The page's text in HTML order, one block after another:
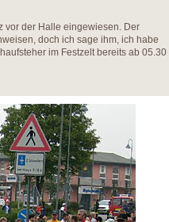
vor der Halle eingewiesen. Der
doch ich sage ihm, ich habe
im Festzelt bereits ab 05.30